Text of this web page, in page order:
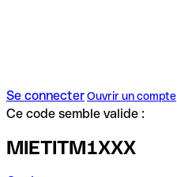
Se connecterOuvrir un compte
Ce code semble valide :
MIETITM1XXX